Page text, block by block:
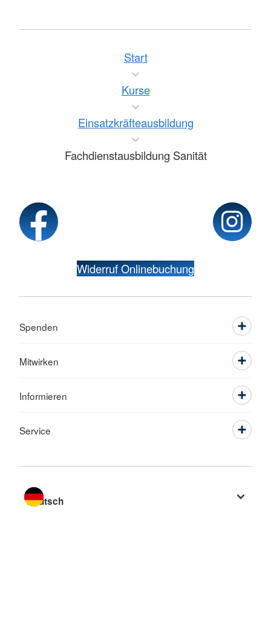
Start
Kurse
Einsatzkräfteausbildung
Fachdienstausbildung Sanität
Widerruf Onlinebuchung
Spenden
Mitwirken
Informieren
Service
Sprache wechseln zu